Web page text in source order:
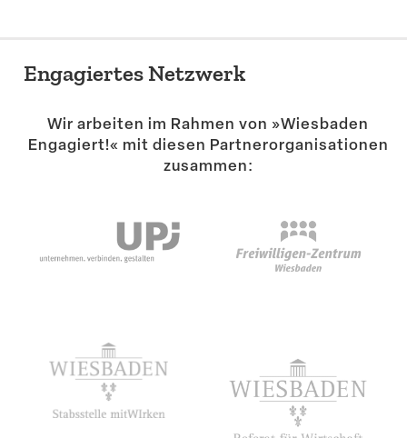
Engagiertes Netzwerk
Wir arbeiten im Rahmen von »Wiesbaden
Engagiert!« mit diesen Partner­or­ga­ni­sa­tionen
zusammen: